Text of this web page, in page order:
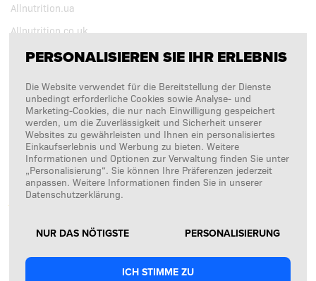
Allnutrition.ua
Allnutrition.co.uk
BEOBACHTEN SIE UNS
Copyright © 2026SFD S. A.
ZAHLUNGSABWICKLUNG DURCH
PERSONALISIEREN SIE IHR ERLEBNIS
Die Website verwendet für die Bereitstellung der Dienste
unbedingt erforderliche Cookies sowie Analyse- und
Marketing-Cookies, die nur nach Einwilligung gespeichert
werden, um die Zuverlässigkeit und Sicherheit unserer
Websites zu gewährleisten und Ihnen ein personalisiertes
Einkaufserlebnis und Werbung zu bieten. Weitere
Informationen und Optionen zur Verwaltung finden Sie unter
„Personalisierung“. Sie können Ihre Präferenzen jederzeit
anpassen. Weitere Informationen finden Sie in unserer
Datenschutzerklärung.
NUR DAS NÖTIGSTE PERSONALISIERUNG
ICH STIMME ZU